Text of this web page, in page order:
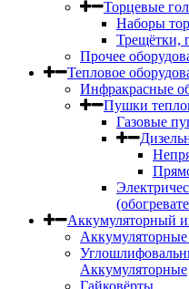
Торцевые
Наборы
Трещётки,
Прочее
Тепловое
Инфракрасные
Пушки
Газовые
Аккумуляторный
Аккумуляторные
Гайковёрты